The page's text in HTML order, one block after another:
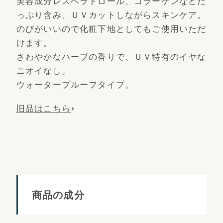
っぷり含み、ＵＶカットしながらスキンケア。
のびがいいので化粧下地としてもご使用いただ
けます。
さわやかなハーブの香りで、ＵＶ特有のイヤな
ニオイなし。
ウォータープルーフタイプ。
旧品はこちら
商品の成分